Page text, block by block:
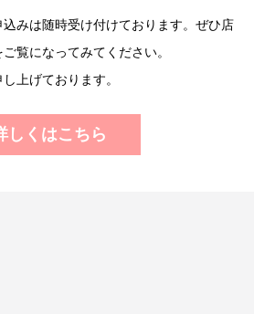
みは随時受け付けております。ぜひ店
覧になってみてください。
上げております。
しくはこちら